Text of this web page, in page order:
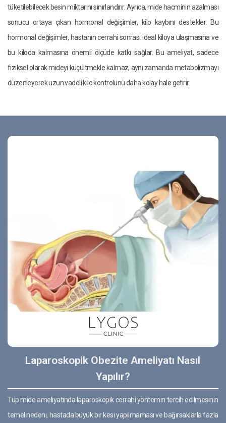
tüketilebilecek besin miktarını sınırlandırır. Ayrıca, mide hacminin azalması
sonucu ortaya çıkan hormonal değişimler, kilo kaybını destekler. Bu
hormonal değişimler, hastanın cerrahi sonrası ideal kiloya ulaşmasına ve
bu kiloda kalmasına önemli ölçüde katkı sağlar. Bu ameliyat, sadece
fiziksel olarak mideyi küçültmekle kalmaz, aynı zamanda metabolizmayı
düzenleyerek uzun vadeli kilo kontrolünü daha kolay hale getirir.
Laparoskopik Obezite Ameliyatı Nasıl
Yapılır?
Tüp mide ameliyatında laparoskopik cerrahi yöntemin tercih edilmesinin
temel nedeni, hastada büyük bir kesi yapılmaması ve bağırsaklarla fazla